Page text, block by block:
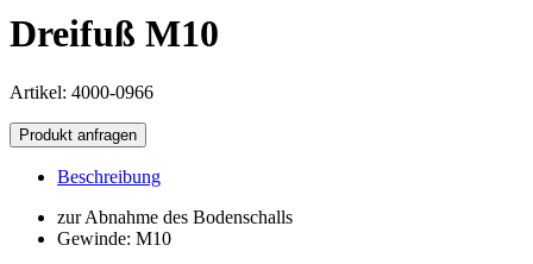
Dreifuß M10
Artikel: 4000-0966
Dreifuß
M10
Menge
Produkt anfragen
Beschreibung
zur Abnahme des Bodenschalls
Gewinde: M10